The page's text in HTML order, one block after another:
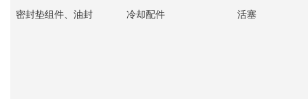
密封垫组件、油封
冷却配件 活塞